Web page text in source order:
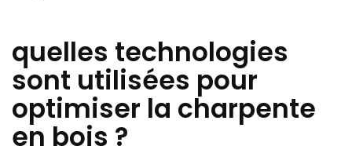
quelles technologies
sont utilisées pour
optimiser la charpente
en bois ?